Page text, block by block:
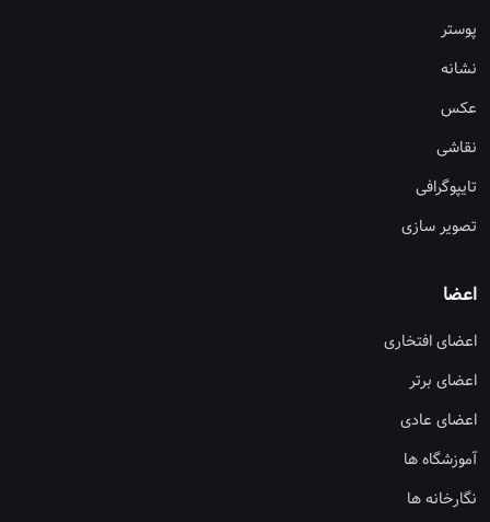
پوستر
نشانه
عکس
نقاشی
تایپوگرافی
تصویر سازی
اعضا
اعضای افتخاری
اعضای برتر
اعضای عادی
آموزشگاه ها
نگارخانه ها